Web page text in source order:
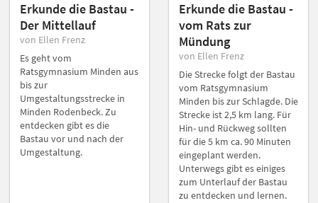
Erkunde die Bastau -
Der Mittellauf
von Ellen Frenz
Es geht vom
Ratsgymnasium Minden aus
bis zur
Umgestaltungsstrecke in
Minden Rodenbeck. Zu
entdecken gibt es die
Bastau vor und nach der
Umgestaltung.
Erkunde die Bastau -
vom Rats zur
Mündung
von Ellen Frenz
Die Strecke folgt der Bastau
vom Ratsgymnasium
Minden bis zur Schlagde. Die
Strecke ist 2,5 km lang. Für
Hin- und Rückweg sollten
für die 5 km ca. 90 Minuten
eingeplant werden.
Unterwegs gibt es einiges
zum Unterlauf der Bastau
zu entdecken und lernen.